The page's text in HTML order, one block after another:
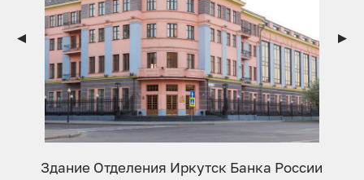
Здание Отделения Иркутск Банка России